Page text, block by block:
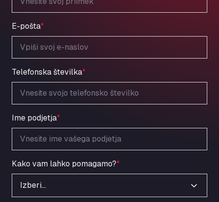
E-pošta*
Telefonska številka*
Ime podjetja*
Kako vam lahko pomagamo?*
Izberi…